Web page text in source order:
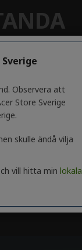
Observera att
Store Sverige
skulle ändå vilja
vill hitta min lokala